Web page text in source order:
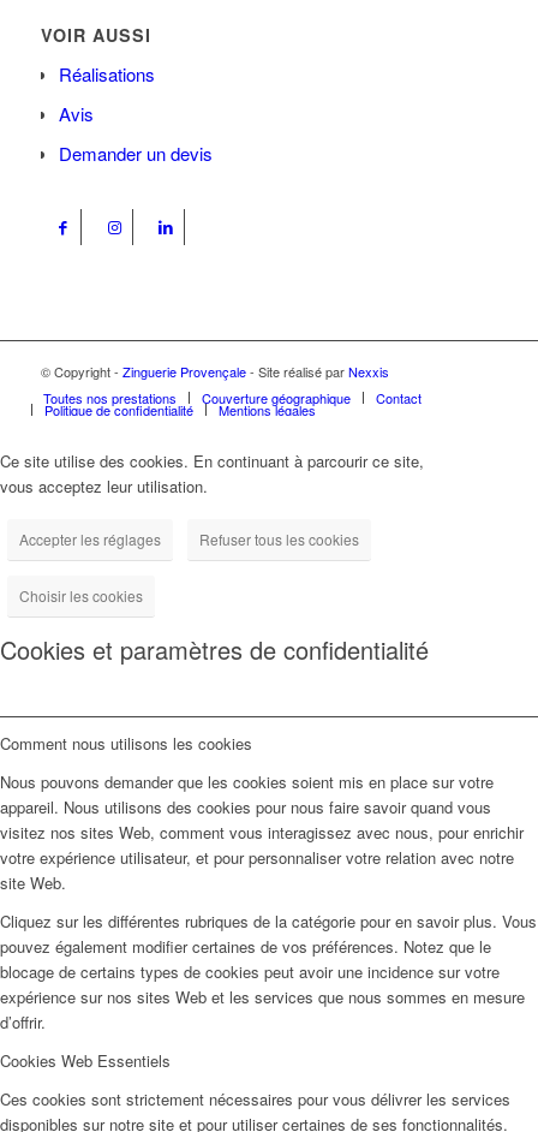
VOIR AUSSI
Réalisations
Avis
Demander un devis
© Copyright - Zinguerie Provençale- Site réalisé parNexxis
Toutes nos prestations
Couverture géographique Contact
Politique de confidentialité Mentions légales
Ce site utilise des cookies. En continuant à parcourir ce site,
vous acceptez leur utilisation.
Accepter les réglages Refuser tous les cookies
Choisir les cookies
Cookies et paramètres de confidentialité
Comment nous utilisons les cookies
Nous pouvons demander que les cookies soient mis en place sur votre
appareil. Nous utilisons des cookies pour nous faire savoir quand vous
visitez nos sites Web, comment vous interagissez avec nous, pour enrichir
votre expérience utilisateur, et pour personnaliser votre relation avec notre
site Web.
Cliquez sur les différentes rubriques de la catégorie pour en savoir plus. Vous
pouvez également modifier certaines de vos préférences. Notez que le
blocage de certains types de cookies peut avoir une incidence sur votre
expérience sur nos sites Web et les services que nous sommes en mesure
d’offrir.
Cookies Web Essentiels
Ces cookies sont strictement nécessaires pour vous délivrer les services
disponibles sur notre site et pour utiliser certaines de ses fonctionnalités.